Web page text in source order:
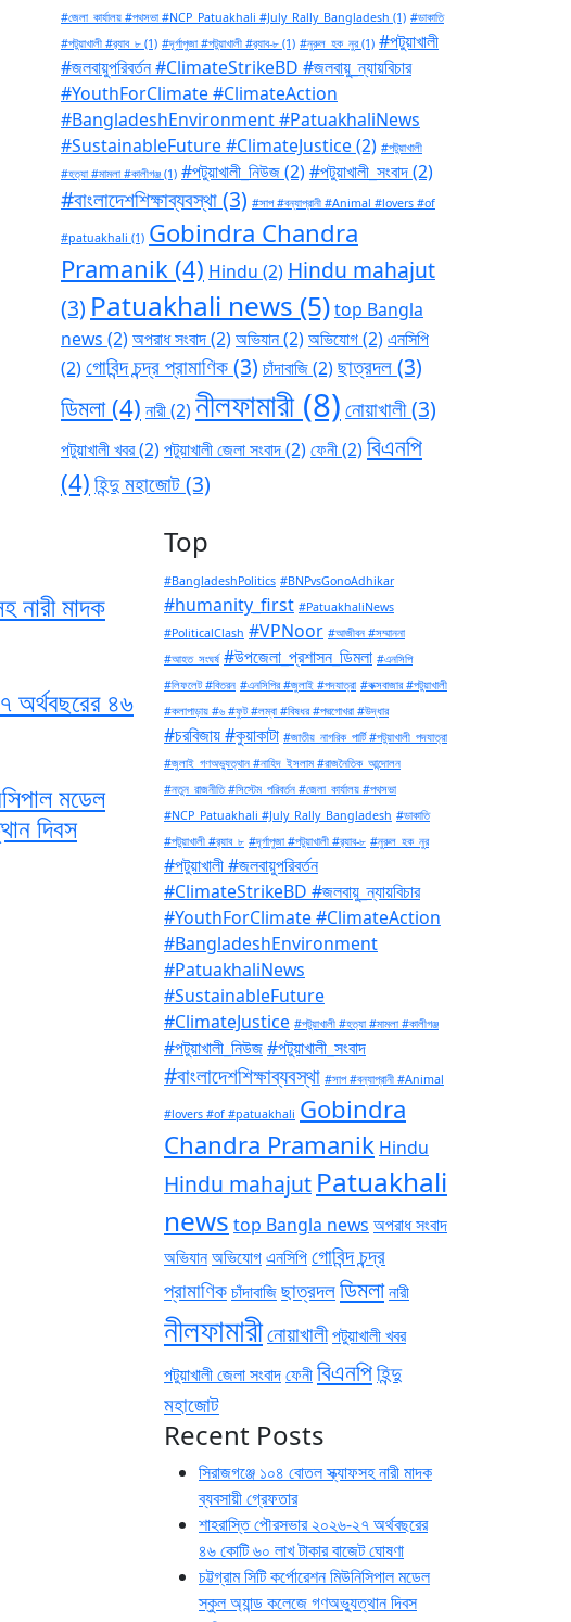
#জেলা_কার্যালয় #পথসভা #NCP_Patuakhali #July_Rally_Bangladesh (1) #ডাকাতি
#পটুয়াখালী #র‍্যাব_৮ (1) #দূর্গাপুজা #পটুয়াখালী #র‍্যাব-৮ (1) #নুরুল_হক_নুর(1) #পটুয়াখালী
#জলবায়ুপরিবর্তন #ClimateStrikeBD #জলবায়ু_ন্যায়বিচার
#YouthForClimate #ClimateAction
#BangladeshEnvironment #PatuakhaliNews
#SustainableFuture #ClimateJustice(2) #পটুয়াখালী
#হত্যা #মামলা #কালীগঞ্জ (1) #পটুয়াখালী_নিউজ(2) #পটুয়াখালী_সংবাদ(2)
#বাংলাদেশশিক্ষাব্যবস্থা(3) #সাপ #বন্যাপ্রানী #Animal #lovers #of
#patuakhali (1) Gobindra Chandra
Pramanik (4) Hindu (2) Hindu mahajut
(3) Patuakhali news (5)top Bangla
news (2) অপরাধ সংবাদ(2) অভিযান(2) অভিযোগ(2) এনসিপি
(2) গোবিন্দ চন্দ্র প্রামাণিক(3) চাঁদাবাজি(2) ছাত্রদল(3)
ডিমলা(4) নারী(2) নীলফামারী(8)নোয়াখালী(3)
পটুয়াখালী খবর(2) পটুয়াখালী জেলা সংবাদ(2) ফেনী(2) বিএনপি
(4)হিন্দু মহাজোট(3)
নারী মাদক
অর্থবছরের ৪৬
মডেল
দিবস
Top
#BangladeshPolitics #BNPvsGonoAdhikar
#humanity_first #PatuakhaliNews
#PoliticalClash #VPNoor #আজীবন #সম্মাননা
#আহত_সংঘর্ষ #উপজেলা_প্রশাসন_ডিমলা #এনসিপি
#লিফলেট #বিতরন #এনসিপির #জুলাই #পদযাত্রা #কক্সবাজার #পটুয়াখালী
#কলাপাড়ায় #৬ #ফুট #লম্বা #বিষধর #পদ্মগোখরা #উদ্ধার
#চরবিজায় #কুয়াকাটা #জাতীয়_নাগরিক_পার্টি #পটুয়াখালী_পদযাত্রা
#জুলাই_গণঅভ্যুত্থান #নাহিদ_ইসলাম #রাজনৈতিক_আন্দোলন
#নতুন_রাজনীতি #সিস্টেম_পরিবর্তন #জেলা_কার্যালয় #পথসভা
#NCP_Patuakhali #July_Rally_Bangladesh #ডাকাতি
#পটুয়াখালী #র‍্যাব_৮ #দূর্গাপুজা #পটুয়াখালী #র‍্যাব-৮ #নুরুল_হক_নুর
#পটুয়াখালী #জলবায়ুপরিবর্তন
#ClimateStrikeBD #জলবায়ু_ন্যায়বিচার
#YouthForClimate #ClimateAction
#BangladeshEnvironment
#PatuakhaliNews
#SustainableFuture
#ClimateJustice #পটুয়াখালী #হত্যা #মামলা #কালীগঞ্জ
#পটুয়াখালী_নিউজ#পটুয়াখালী_সংবাদ
#বাংলাদেশশিক্ষাব্যবস্থা #সাপ #বন্যাপ্রানী #Animal
#lovers #of #patuakhali Gobindra
Chandra Pramanik Hindu
Hindu mahajut Patuakhali
news top Bangla news অপরাধ সংবাদ
অভিযানঅভিযোগএনসিপিগোবিন্দ চন্দ্র
প্রামাণিকচাঁদাবাজিছাত্রদলডিমলানারী
নীলফামারীনোয়াখালীপটুয়াখালী খবর
পটুয়াখালী জেলা সংবাদফেনীবিএনপিহিন্দু
মহাজোট
Recent Posts
সিরাজগঞ্জে ১০৪ বোতল স্ক্যাফসহ নারী মাদক
ব্যবসায়ী গ্রেফতার
শাহরাস্তি পৌরসভার ২০২৬-২৭ অর্থবছরের
৪৬ কোটি ৬০ লাখ টাকার বাজেট ঘোষণা
চট্টগ্রাম সিটি কর্পোরেশন মিউনিসিপাল মডেল
স্কুল অ্যান্ড কলেজে গণঅভ্যুত্থান দিবস